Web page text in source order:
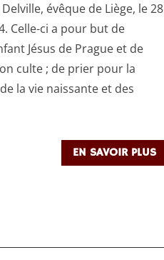
évêque de Liège, le 28
Celle-ci a pour but de
Jésus de Prague et de
culte ; de prier pour la
la vie naissante et des
EN SAVOIR PLUS